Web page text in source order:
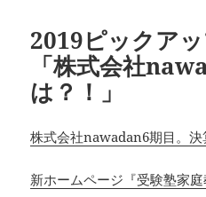
2019ピックア
「株式会社
は？！」
株式会社nawadan6期目。決
新ホームページ『受験塾家庭